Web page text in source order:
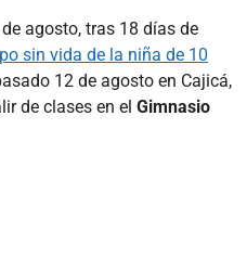
agosto, tras 18 días de
sin vida de la niña de 10
12 de agosto en Cajicá,
de clases en el Gimnasio